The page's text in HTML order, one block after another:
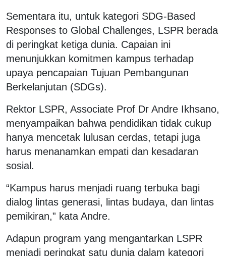
Sementara itu, untuk kategori SDG-Based
Responses to Global Challenges, LSPR berada
di peringkat ketiga dunia. Capaian ini
menunjukkan komitmen kampus terhadap
upaya pencapaian Tujuan Pembangunan
Berkelanjutan (SDGs).
Rektor LSPR, Associate Prof Dr Andre Ikhsano,
menyampaikan bahwa pendidikan tidak cukup
hanya mencetak lulusan cerdas, tetapi juga
harus menanamkan empati dan kesadaran
sosial.
“Kampus harus menjadi ruang terbuka bagi
dialog lintas generasi, lintas budaya, dan lintas
pemikiran,” kata Andre.
Adapun program yang mengantarkan LSPR
menjadi peringkat satu dunia dalam kategori